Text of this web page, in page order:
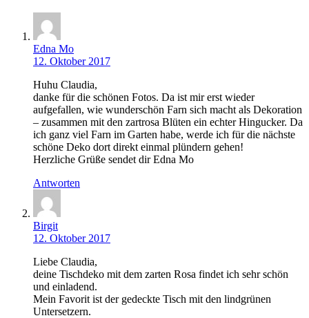
Edna Mo
12. Oktober 2017
Huhu Claudia,
danke für die schönen Fotos. Da ist mir erst wieder
aufgefallen, wie wunderschön Farn sich macht als Dekoration
– zusammen mit den zartrosa Blüten ein echter Hingucker. Da
ich ganz viel Farn im Garten habe, werde ich für die nächste
schöne Deko dort direkt einmal plündern gehen!
Herzliche Grüße sendet dir Edna Mo
Antworten
Birgit
12. Oktober 2017
Liebe Claudia,
deine Tischdeko mit dem zarten Rosa findet ich sehr schön
und einladend.
Mein Favorit ist der gedeckte Tisch mit den lindgrünen
Untersetzern.